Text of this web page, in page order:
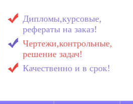
Дипломы,курсовые,
рефераты на заказ!
Чертежи,контрольные,
решение задач!
Качественно и в срок!